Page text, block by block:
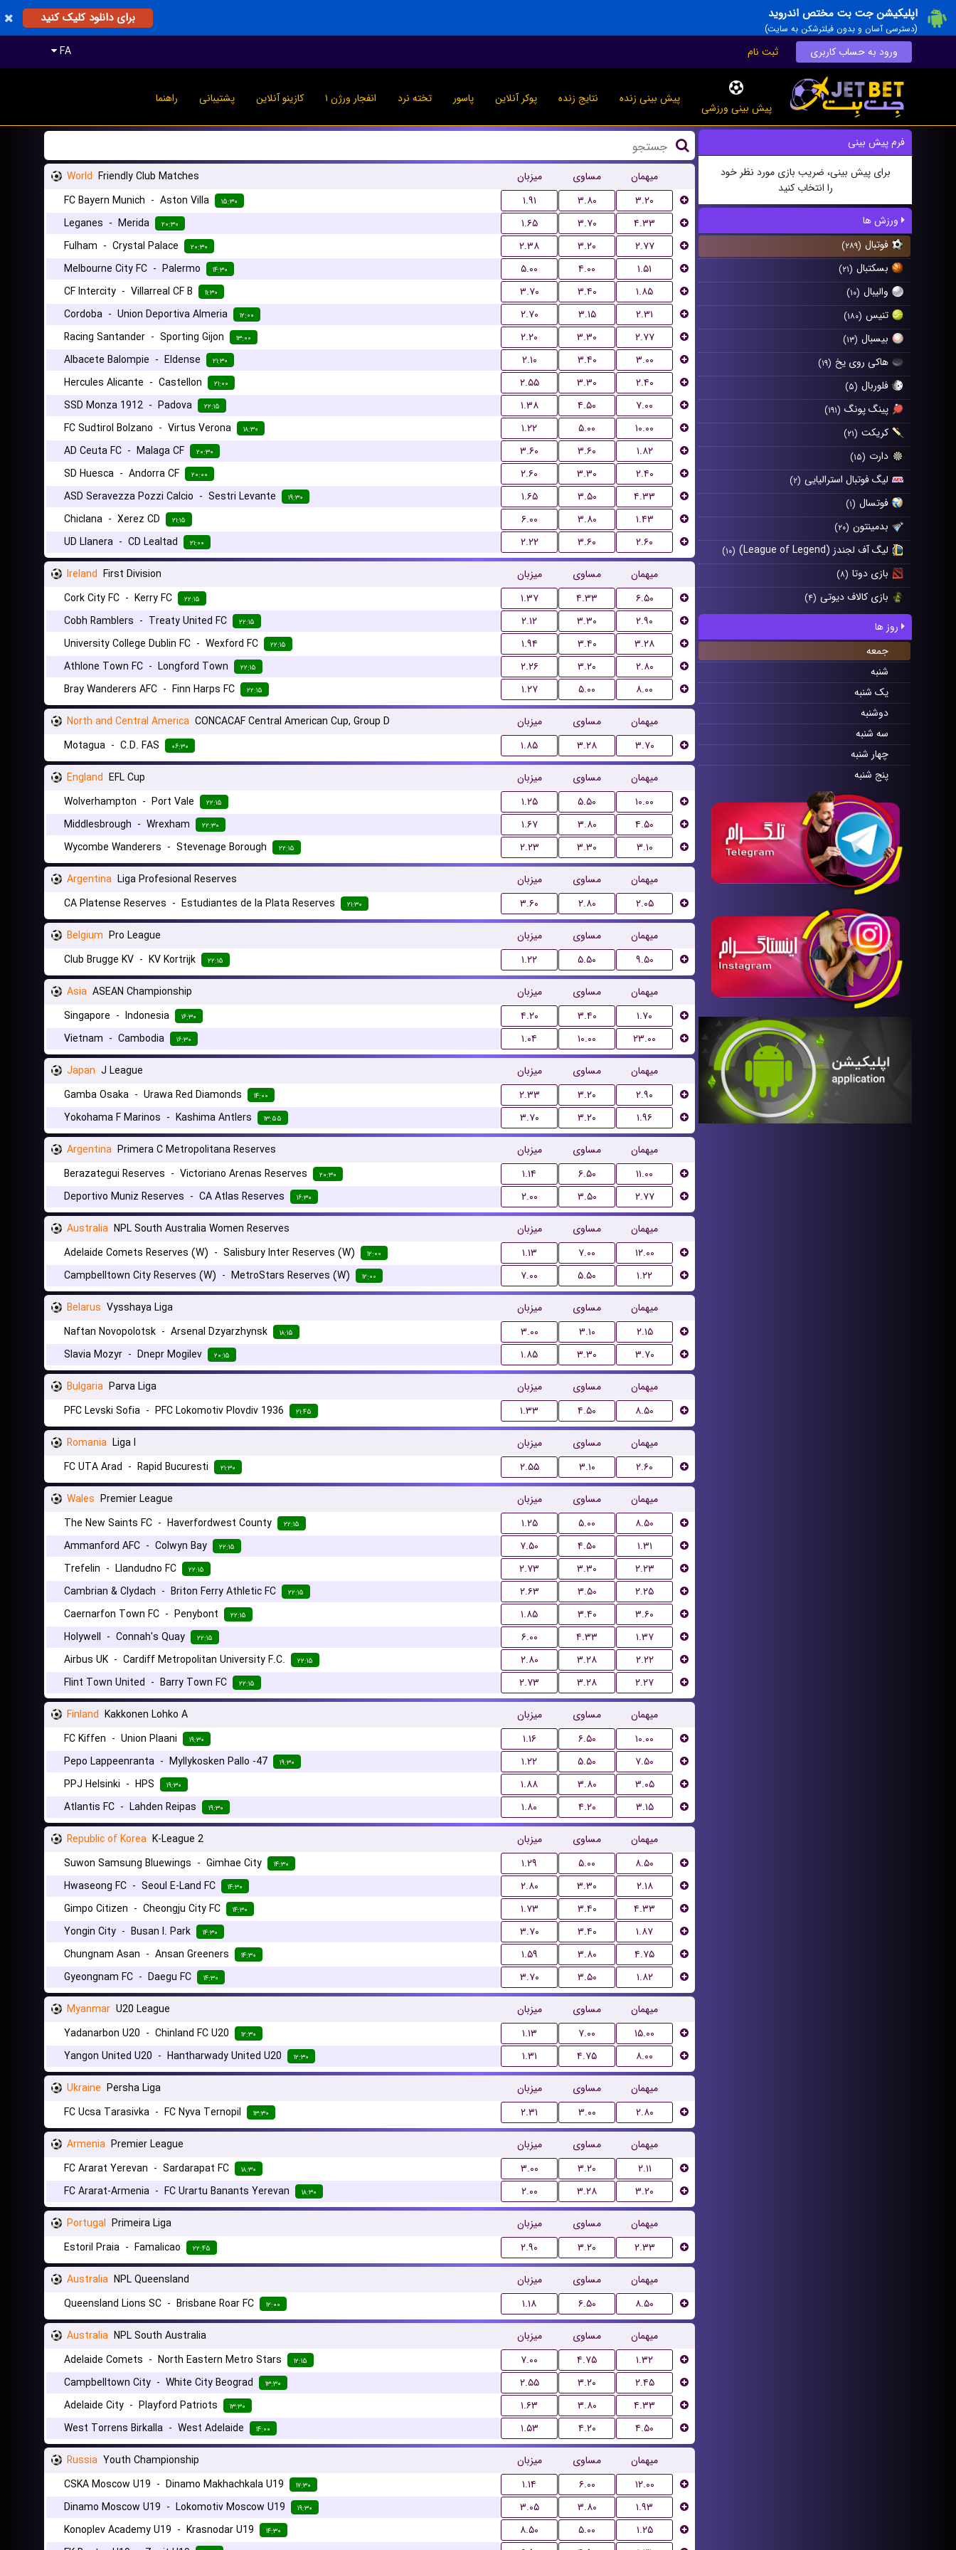
اپلیکیشن جت بت مختص اندروید
(دسترسی آسان و بدون فیلترشکن به سایت)
برای دانلود کلیک کنید
FA ورود به حساب کاربری ثبت نام
پیش بینی ورزشی
پیش بینی زنده نتایج زنده پوکر آنلاین پاسور تخته نرد انفجار ورژن ۱ کازینو آنلاین پشتیبانی راهنما
فرم پیش بینی
برای پیش بینی، ضریب بازی مورد نظر خود
را انتخاب کنید
ورزش ها
فوتبال (۲۸۹)
بسکتبال (۲۱)
والیبال (۱۰)
تنیس (۱۸۰)
بیسبال (۱۳)
هاکی روی یخ (۱۹)
فلوربال (۵)
پینگ پونگ (۱۹۱)
کریکت (۲۱)
دارت (۱۵)
لیگ فوتبال استرالیایی (۲)
فوتسال (۱)
بدمینتون (۲۰)
لیگ آف لجندز (League of Legend) (۱۰)
بازی دوتا (۸)
بازی کالاف دیوتی (۴)
روز ها
جمعه
شنبه
یک شنبه
دوشنبه
سه شنبه
چهار شنبه
پنج شنبه
World Friendly Club Matches میزبان مساوی
میهمان
FC Bayern Munich - Aston Villa ۱۵:۳۰ ۱.۹۱ ۳.۸۰
۳.۲۰
Leganes - Merida ۲۰:۳۰ ۱.۶۵ ۳.۷۰
۴.۳۳
Fulham - Crystal Palace ۲۰:۳۰ ۲.۳۸ ۳.۲۰
۲.۷۷
Melbourne City FC - Palermo ۱۴:۳۰ ۵.۰۰ ۴.۰۰
۱.۵۱
CF Intercity - Villarreal CF B ۱۱:۳۰ ۳.۷۰ ۳.۴۰
۱.۸۵
Cordoba - Union Deportiva Almeria ۱۲:۰۰ ۲.۷۰ ۳.۱۵
۲.۳۱
Racing Santander - Sporting Gijon ۱۳:۰۰ ۲.۲۰ ۳.۳۰
۲.۷۷
Albacete Balompie - Eldense ۲۱:۳۰ ۲.۱۰ ۳.۴۰
۳.۰۰
Hercules Alicante - Castellon ۲۱:۰۰ ۲.۵۵ ۳.۳۰
۲.۴۰
SSD Monza 1912 - Padova ۲۲:۱۵ ۱.۳۸ ۴.۵۰
۷.۰۰
FC Sudtirol Bolzano - Virtus Verona ۱۸:۳۰ ۱.۲۲ ۵.۰۰
۱۰.۰۰
AD Ceuta FC - Malaga CF ۲۰:۳۰ ۳.۶۰ ۳.۶۰
۱.۸۲
SD Huesca - Andorra CF ۲۰:۰۰ ۲.۶۰ ۳.۳۰
۲.۴۰
ASD Seravezza Pozzi Calcio - Sestri Levante ۱۹:۳۰ ۱.۶۵ ۳.۵۰
۴.۳۳
Chiclana - Xerez CD ۲۱:۱۵ ۶.۰۰ ۳.۸۰
۱.۴۳
UD Llanera - CD Lealtad ۲۱:۰۰ ۲.۲۲ ۳.۶۰ ۲.۶۰
Ireland First Division میزبان مساوی
میهمان
Cork City FC - Kerry FC ۲۲:۱۵ ۱.۳۷ ۴.۳۳
۶.۵۰
Cobh Ramblers - Treaty United FC ۲۲:۱۵ ۲.۱۲ ۳.۳۰
۲.۹۰
University College Dublin FC - Wexford FC ۲۲:۱۵ ۱.۹۴ ۳.۴۰
۳.۲۸
Athlone Town FC - Longford Town ۲۲:۱۵ ۲.۲۶ ۳.۲۰
۲.۸۰
Bray Wanderers AFC - Finn Harps FC ۲۲:۱۵ ۱.۲۷ ۵.۰۰ ۸.۰۰
North and Central America CONCACAF Central American Cup, Group D میزبان مساوی
میهمان
Motagua - C.D. FAS ۰۶:۳۰ ۱.۸۵ ۳.۲۸ ۳.۷۰
England EFL Cup میزبان مساوی
میهمان
Wolverhampton - Port Vale ۲۲:۱۵ ۱.۲۵ ۵.۵۰
۱۰.۰۰
Middlesbrough - Wrexham ۲۲:۳۰ ۱.۶۷ ۳.۸۰
۴.۵۰
Wycombe Wanderers - Stevenage Borough ۲۲:۱۵ ۲.۲۳ ۳.۳۰ ۳.۱۰
Argentina Liga Profesional Reserves میزبان مساوی
میهمان
CA Platense Reserves - Estudiantes de la Plata Reserves ۲۱:۳۰ ۳.۶۰ ۲.۸۰ ۲.۰۵
Belgium Pro League میزبان مساوی
میهمان
Club Brugge KV - KV Kortrijk ۲۲:۱۵ ۱.۲۲ ۵.۵۰ ۹.۵۰
Asia ASEAN Championship میزبان مساوی
میهمان
Singapore - Indonesia ۱۶:۳۰ ۴.۲۰ ۳.۴۰
۱.۷۰
Vietnam - Cambodia ۱۶:۳۰ ۱.۰۴ ۱۰.۰۰ ۲۳.۰۰
Japan J League میزبان مساوی
میهمان
Gamba Osaka - Urawa Red Diamonds ۱۴:۰۰ ۲.۳۳ ۳.۲۰
۲.۹۰
Yokohama F Marinos - Kashima Antlers ۱۳:۵۵ ۳.۷۰ ۳.۲۰ ۱.۹۶
Argentina Primera C Metropolitana Reserves میزبان مساوی
میهمان
Berazategui Reserves - Victoriano Arenas Reserves ۲۰:۳۰ ۱.۱۴ ۶.۵۰
۱۱.۰۰
Deportivo Muniz Reserves - CA Atlas Reserves ۱۶:۳۰ ۲.۰۰ ۳.۵۰ ۲.۷۷
Australia NPL South Australia Women Reserves میزبان مساوی
میهمان
Adelaide Comets Reserves (W) - Salisbury Inter Reserves (W) ۱۲:۰۰ ۱.۱۳ ۷.۰۰
۱۲.۰۰
Campbelltown City Reserves (W) - MetroStars Reserves (W) ۱۲:۰۰ ۷.۰۰ ۵.۵۰ ۱.۲۲
Belarus Vysshaya Liga میزبان مساوی
میهمان
Naftan Novopolotsk - Arsenal Dzyarzhynsk ۱۸:۱۵ ۳.۰۰ ۳.۱۰
۲.۱۵
Slavia Mozyr - Dnepr Mogilev ۲۰:۱۵ ۱.۸۵ ۳.۳۰ ۳.۷۰
Bulgaria Parva Liga میزبان مساوی
میهمان
PFC Levski Sofia - PFC Lokomotiv Plovdiv 1936 ۲۱:۴۵ ۱.۳۳ ۴.۵۰ ۸.۵۰
Romania Liga I میزبان مساوی
میهمان
FC UTA Arad - Rapid Bucuresti ۲۱:۳۰ ۲.۵۵ ۳.۱۰ ۲.۶۰
Wales Premier League میزبان مساوی
میهمان
The New Saints FC - Haverfordwest County ۲۲:۱۵ ۱.۲۵ ۵.۰۰
۸.۵۰
Ammanford AFC - Colwyn Bay ۲۲:۱۵ ۷.۵۰ ۴.۵۰
۱.۳۱
Trefelin - Llandudno FC ۲۲:۱۵ ۲.۷۳ ۳.۳۰
۲.۲۳
Cambrian & Clydach - Briton Ferry Athletic FC ۲۲:۱۵ ۲.۶۳ ۳.۵۰
۲.۲۵
Caernarfon Town FC - Penybont ۲۲:۱۵ ۱.۸۵ ۳.۴۰
۳.۶۰
Holywell - Connah's Quay ۲۲:۱۵ ۶.۰۰ ۴.۳۳
۱.۳۷
Airbus UK - Cardiff Metropolitan University F.C. ۲۲:۱۵ ۲.۸۰ ۳.۲۸
۲.۲۲
Flint Town United - Barry Town FC ۲۲:۱۵ ۲.۷۳ ۳.۲۸ ۲.۲۷
Finland Kakkonen Lohko A میزبان مساوی
میهمان
FC Kiffen - Union Plaani ۱۹:۳۰ ۱.۱۶ ۶.۵۰
۱۰.۰۰
Pepo Lappeenranta - Myllykosken Pallo -47 ۱۹:۳۰ ۱.۲۲ ۵.۵۰
۷.۵۰
PPJ Helsinki - HPS ۱۹:۳۰ ۱.۸۸ ۳.۸۰
۳.۰۵
Atlantis FC - Lahden Reipas ۱۹:۳۰ ۱.۸۰ ۴.۲۰ ۳.۱۵
Republic of Korea K-League 2 میزبان مساوی
میهمان
Suwon Samsung Bluewings - Gimhae City ۱۴:۳۰ ۱.۲۹ ۵.۰۰
۸.۵۰
Hwaseong FC - Seoul E-Land FC ۱۴:۳۰ ۲.۸۰ ۳.۳۰
۲.۱۸
Gimpo Citizen - Cheongju City FC ۱۴:۳۰ ۱.۷۳ ۳.۴۰
۴.۳۳
Yongin City - Busan I. Park ۱۴:۳۰ ۳.۷۰ ۳.۴۰
۱.۸۷
Chungnam Asan - Ansan Greeners ۱۴:۳۰ ۱.۵۹ ۳.۸۰
۴.۷۵
Gyeongnam FC - Daegu FC ۱۴:۳۰ ۳.۷۰ ۳.۵۰ ۱.۸۲
Myanmar U20 League میزبان مساوی
میهمان
Yadanarbon U20 - Chinland FC U20 ۱۲:۳۰ ۱.۱۳ ۷.۰۰
۱۵.۰۰
Yangon United U20 - Hantharwady United U20 ۱۲:۳۰ ۱.۳۱ ۴.۷۵ ۸.۰۰
Ukraine Persha Liga میزبان مساوی
میهمان
FC Ucsa Tarasivka - FC Nyva Ternopil ۱۳:۳۰ ۲.۳۱ ۳.۰۰ ۲.۸۰
Armenia Premier League میزبان مساوی
میهمان
FC Ararat Yerevan - Sardarapat FC ۱۸:۳۰ ۳.۰۰ ۳.۲۰
۲.۱۱
FC Ararat-Armenia - FC Urartu Banants Yerevan ۱۸:۳۰ ۲.۰۰ ۳.۲۸ ۳.۲۰
Portugal Primeira Liga میزبان مساوی
میهمان
Estoril Praia - Famalicao ۲۲:۴۵ ۲.۹۰ ۳.۲۰ ۲.۳۳
Australia NPL Queensland میزبان مساوی
میهمان
Queensland Lions SC - Brisbane Roar FC ۱۲:۰۰ ۱.۱۸ ۶.۵۰ ۸.۵۰
Australia NPL South Australia میزبان مساوی
میهمان
Adelaide Comets - North Eastern Metro Stars ۱۲:۱۵ ۷.۰۰ ۴.۷۵
۱.۳۲
Campbelltown City - White City Beograd ۱۳:۳۰ ۲.۵۵ ۳.۲۰
۲.۴۵
Adelaide City - Playford Patriots ۱۳:۳۰ ۱.۶۳ ۳.۸۰
۴.۳۳
West Torrens Birkalla - West Adelaide ۱۴:۰۰ ۱.۵۳ ۴.۲۰ ۴.۵۰
Russia Youth Championship میزبان مساوی
میهمان
CSKA Moscow U19 - Dinamo Makhachkala U19 ۱۷:۳۰ ۱.۱۴ ۶.۰۰
۱۲.۰۰
Dinamo Moscow U19 - Lokomotiv Moscow U19 ۱۹:۳۰ ۳.۰۵ ۳.۸۰
۱.۹۳
Konoplev Academy U19 - Krasnodar U19 ۱۴:۳۰ ۸.۵۰ ۵.۰۰
۱.۲۵